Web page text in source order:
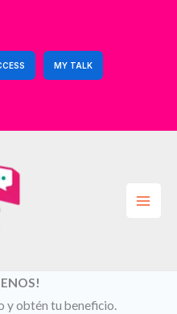
MY TALK
y obtén tu beneficio.